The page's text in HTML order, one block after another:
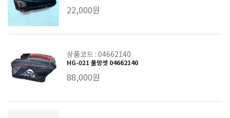
22,000원
상품코드 : 04662140
HG-021 풀망셋 04662140
88,000원